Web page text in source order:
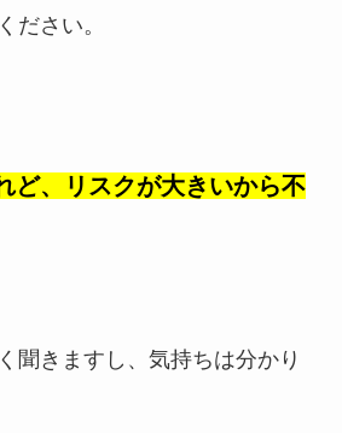
ださい。
ど、リスクが大きいから不
聞きますし、気持ちは分かり